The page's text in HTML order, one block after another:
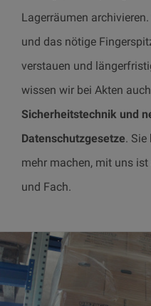
Lagerräumen
und das nötige
verstauen und
wissen wir bei Akten
Sicherheitstechnik und
Datenschutzgesetze. Sie
mehr machen, mit uns
und Fach.